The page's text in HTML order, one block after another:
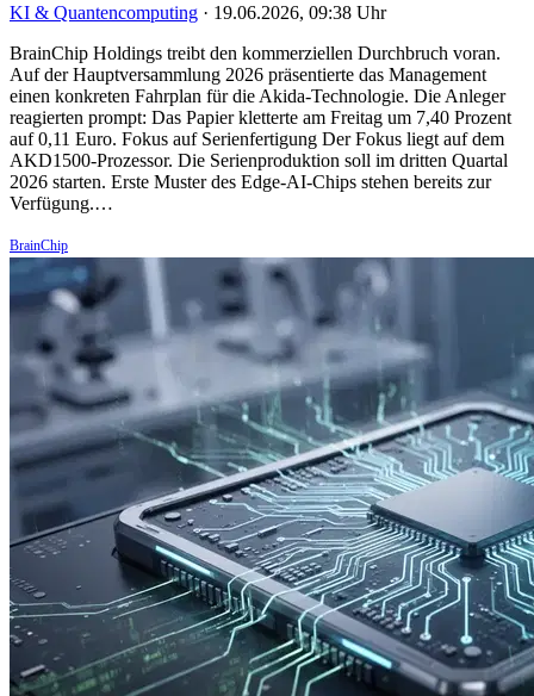
KI & Quantencomputing · 19.06.2026, 09:38 Uhr
BrainChip Holdings treibt den kommerziellen Durchbruch voran.
Auf der Hauptversammlung 2026 präsentierte das Management
einen konkreten Fahrplan für die Akida-Technologie. Die Anleger
reagierten prompt: Das Papier kletterte am Freitag um 7,40 Prozent
auf 0,11 Euro. Fokus auf Serienfertigung Der Fokus liegt auf dem
AKD1500-Prozessor. Die Serienproduktion soll im dritten Quartal
2026 starten. Erste Muster des Edge-AI-Chips stehen bereits zur
Verfügung.…
BrainChip